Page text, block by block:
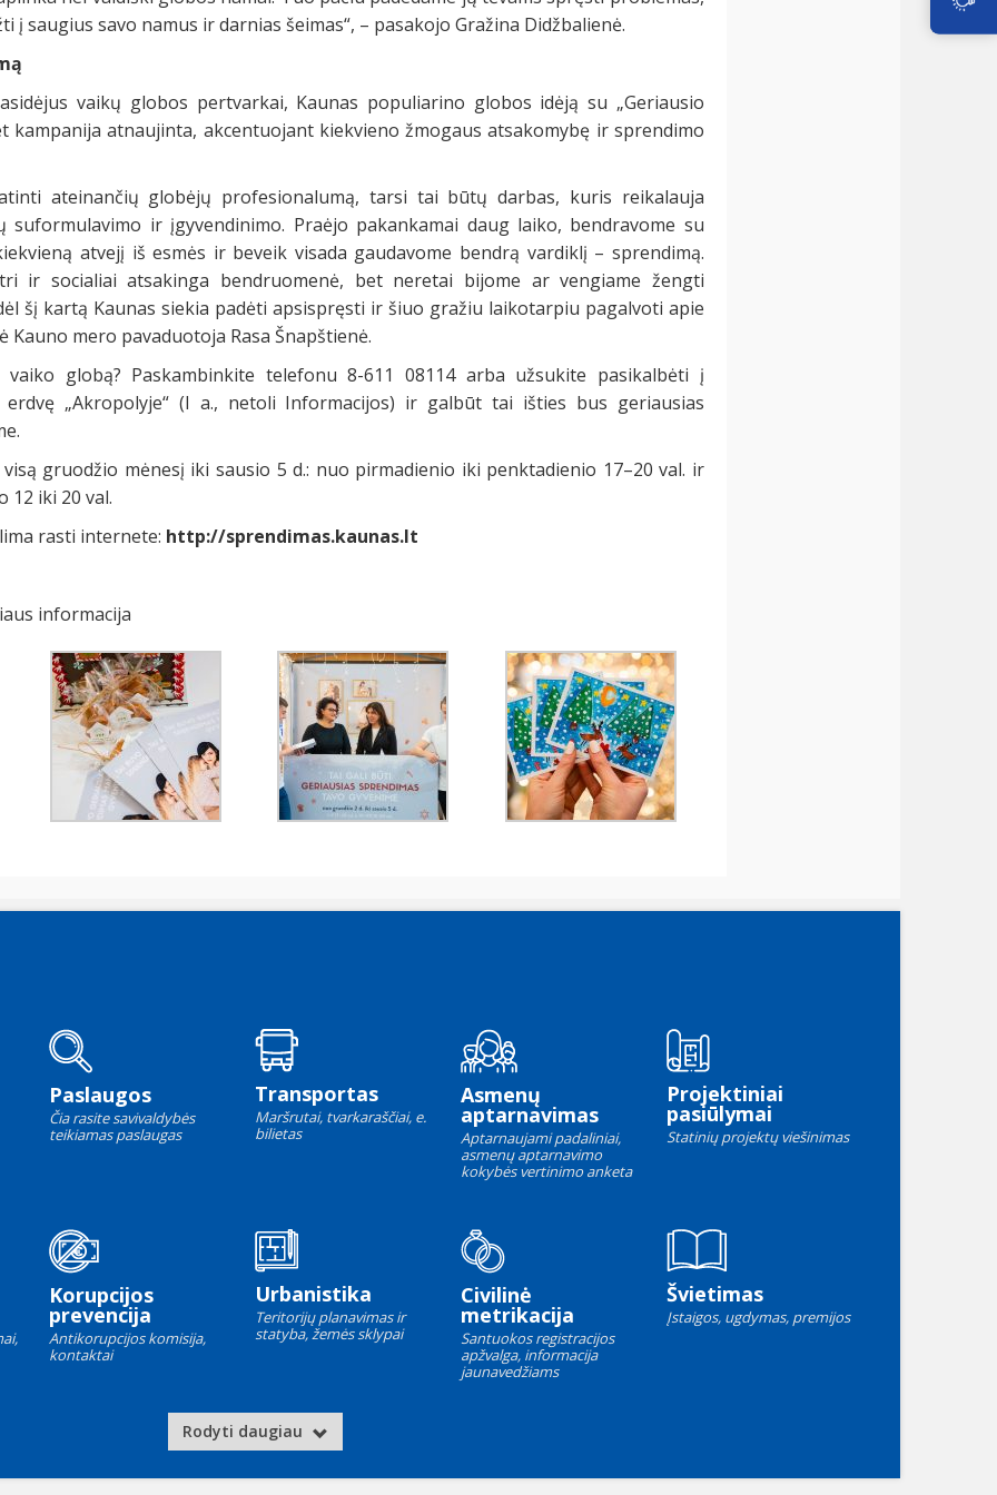
į saugius savo namus ir darnias šeimas“, – pasakojo Gražina Didžbalienė.
vaikų globos pertvarkai, Kaunas populiarino globos idėją su „Geriausio
kampanija atnaujinta, akcentuojant kiekvieno žmogaus atsakomybę ir sprendimo
ateinančių globėjų profesionalumą, tarsi tai būtų darbas, kuris reikalauja
suformulavimo ir įgyvendinimo. Praėjo pakankamai daug laiko, bendravome su
atvejį iš esmės ir beveik visada gaudavome bendrą vardiklį – sprendimą.
ir socialiai atsakinga bendruomenė, bet neretai bijome ar vengiame žengti
šį kartą Kaunas siekia padėti apsispręsti ir šiuo gražiu laikotarpiu pagalvoti apie
Kauno mero pavaduotoja Rasa Šnapštienė.
globą? Paskambinkite telefonu 8-611 08114 arba užsukite pasikalbėti į
erdvę „Akropolyje“ (I a., netoli Informacijos) ir galbūt tai išties bus geriausias
gruodžio mėnesį iki sausio 5 d.: nuo pirmadienio iki penktadienio 17–20 val. ir
12 iki 20 val.
rasti internete: http://sprendimas.kaunas.lt
informacija
Paslaugos
Čia rasite savivaldybės
teikiamas paslaugas
Transportas
Maršrutai, tvarkaraščiai, e.
bilietas
Asmenų
aptarnavimas
Aptarnaujami padaliniai,
asmenų aptarnavimo
kokybės vertinimo anketa
Projektiniai
pasiūlymai
Statinių projektų viešinimas
Korupcijos
prevencija
Antikorupcijos komisija,
kontaktai
Urbanistika
Teritorijų planavimas ir
statyba, žemės sklypai
Civilinė
metrikacija
Santuokos registracijos
apžvalga, informacija
jaunavedžiams
Švietimas
Įstaigos, ugdymas, premijos
Rodyti daugiau